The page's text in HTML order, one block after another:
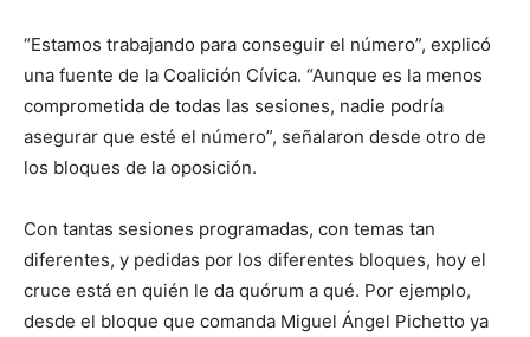
“Estamos trabajando para conseguir el número”, explicó
una fuente de la Coalición Cívica. “Aunque es la menos
comprometida de todas las sesiones, nadie podría
asegurar que esté el número”, señalaron desde otro de
los bloques de la oposición.
Con tantas sesiones programadas, con temas tan
diferentes, y pedidas por los diferentes bloques, hoy el
cruce está en quién le da quórum a qué. Por ejemplo,
desde el bloque que comanda Miguel Ángel Pichetto ya